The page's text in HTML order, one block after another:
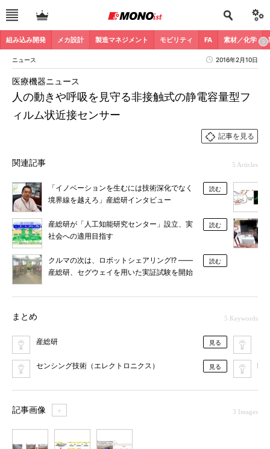
組み込み開発 メカ設計 製造マネジメント モビリティ FA 素材／化学
ニュース 2016年2月10日
人の動きや呼吸を見守る非接触式の静電容量型フ
ィルム状近接センサー
医療機器ニュース
記事を見る
関連記事 5 Articles
「イノベーションを生むには技術深化でなく
境界線を越えろ」産総研インタビュー
読む
産総研が「人工知能研究センター」設立、実
社会への適用目指す
読む
クルマの次は、ロボットシェアリング!? ――
産総研、セグウェイを用いた実証試験を開始
読む
まとめ 5 Keywords
産総研 見る
センシング技術（エレクトロニクス） 見る 医
記事画像 ＋ 3 Images